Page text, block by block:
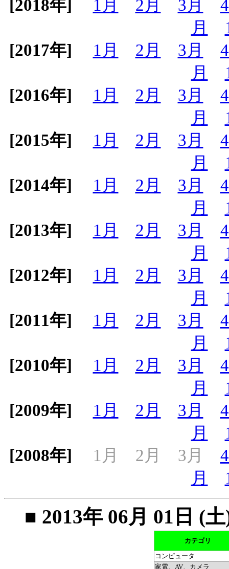
[2018年] 1月 2月 3月
月
[2017年]
1月 2月 3月
月
[2016年]
1月 2月 3月
月
[2015年]
1月 2月 3月
月
[2014年]
1月 2月 3月
月
[2013年]
1月 2月 3月
月
[2012年]
1月 2月 3月
月
[2011年]
1月 2月 3月
月
[2010年]
1月 2月 3月
月
[2009年]
1月 2月 3月
月
[2008年]
1月 2月 3月
月
■ 2013年 06月 01日 (
カテゴリ
コンピュータ
家電、AV、カメラ